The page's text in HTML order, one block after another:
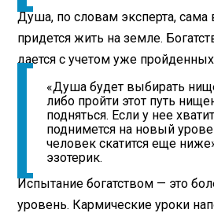
Душа, по словам эксперта, сама
придется жить на земле.
дается с учетом уже
«Душа будет выбирать
либо пройти этот путь
подняться. Если у нее
поднимется на новый
человек скатится еще
эзотерик.
Испытание богатством — это
уровень. Кармические уроки